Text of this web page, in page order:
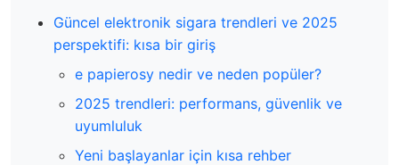
Güncel elektronik sigara trendleri ve 2025
perspektifi: kısa bir giriş
e papierosy nedir ve neden popüler?
2025 trendleri: performans, güvenlik ve
uyumluluk
Yeni başlayanlar için kısa rehber